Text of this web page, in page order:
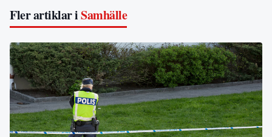
Fler artiklar iSamhälle